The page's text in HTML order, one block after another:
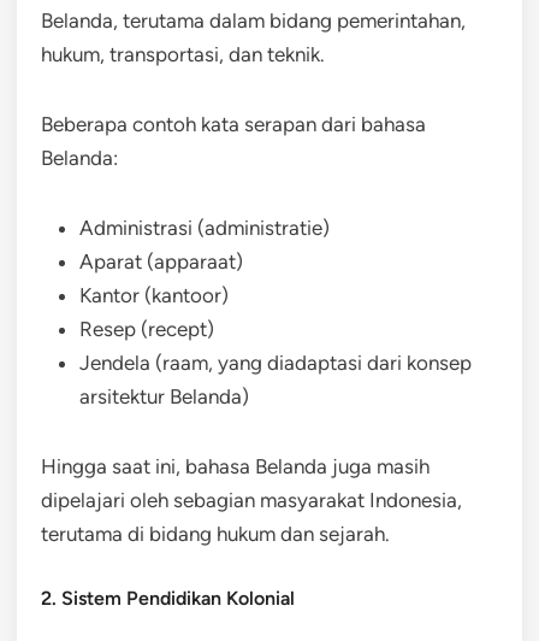
Belanda, terutama dalam bidang pemerintahan,
hukum, transportasi, dan teknik.
Beberapa contoh kata serapan dari bahasa
Belanda:
Administrasi (administratie)
Aparat (apparaat)
Kantor (kantoor)
Resep (recept)
Jendela (raam, yang diadaptasi dari konsep
arsitektur Belanda)
Hingga saat ini, bahasa Belanda juga masih
dipelajari oleh sebagian masyarakat Indonesia,
terutama di bidang hukum dan sejarah.
2. Sistem Pendidikan Kolonial